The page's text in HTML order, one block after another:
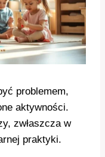
problemem,
aktywności.
zwłaszcza w
praktyki.